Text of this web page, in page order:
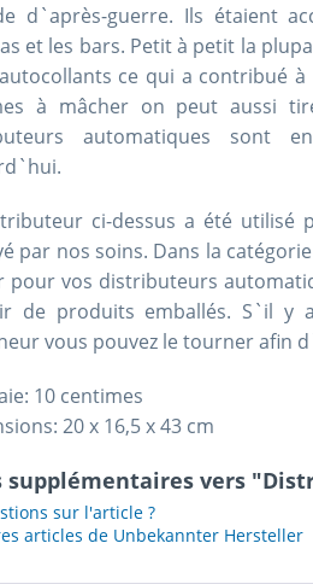
d`après-guerre. Ils étaient
et les bars. Petit à petit la
ce qui a contribué
à mâcher on peut aussi
automatiques sont
ci-dessus a été utilisé
par nos soins. Dans la
pour vos distributeurs
de produits emballés. S`il y
vous pouvez le tourner afin
10 centimes
20 x 16,5 x 43 cm
supplémentaires vers
sur l'article ?
articles de Unbekannter Hersteller